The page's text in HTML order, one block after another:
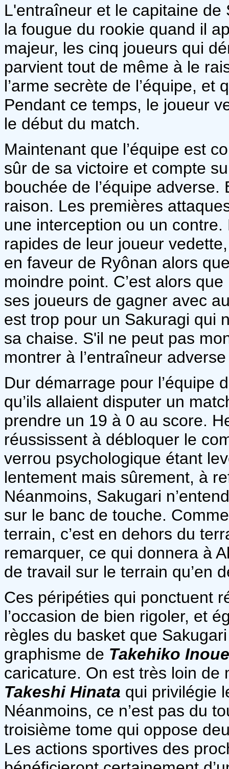
L'entraîneur et le capitaine
la fougue du rookie quand il
majeur, les cinq joueurs qui
parvient tout de même à le
l’arme secrète de l’équipe, et
Pendant ce temps, le joueur
le début du match.
Maintenant que l’équipe est
sûr de sa victoire et compte
bouchée de l’équipe
raison. Les premières
une interception ou un
rapides de leur joueur
en faveur de Ryônan alors
moindre point. C’est alors
ses joueurs de gagner avec
est trop pour un Sakuragi qui
sa chaise. S'il ne peut pas
montrer à l’entraîneur
Dur démarrage pour l’équipe
qu’ils allaient disputer un
prendre un 19 à 0 au score.
réussissent à débloquer le
verrou psychologique étant
lentement mais sûrement, à
Néanmoins, Sakugari
sur le banc de touche.
terrain, c’est en dehors du
remarquer, ce qui donnera à
de travail sur le terrain qu’en
Ces péripéties qui ponctuent
l’occasion de bien rigoler, et
règles du basket que
graphisme de Takehiko Inoue
caricature. On est très loin
Takeshi Hinata qui privilégie
Néanmoins, ce n’est pas du
troisième tome qui oppose
Les actions sportives des